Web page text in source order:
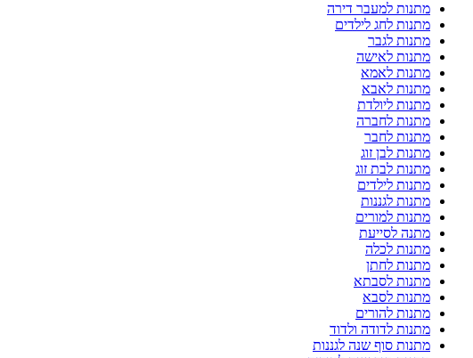
מתנות למעבר דירה
מתנות לחג לילדים
מתנות לגבר
מתנות לאישה
מתנות לאמא
מתנות לאבא
מתנות ליולדת
מתנות לחברה
מתנות לחבר
מתנות לבן זוג
מתנות לבת זוג
מתנות לילדים
מתנות לגננות
מתנות למורים
מתנה לסייעת
מתנות לכלה
מתנות לחתן
מתנות לסבתא
מתנות לסבא
מתנות להורים
מתנות לדודה ולדוד
מתנות סוף שנה לגננות